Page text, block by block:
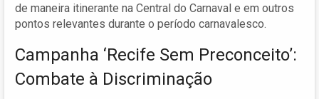
de maneira itinerante na Central do Carnaval e em outros
pontos relevantes durante o período carnavalesco.
Campanha ‘Recife Sem Preconceito’:
Combate à Discriminação